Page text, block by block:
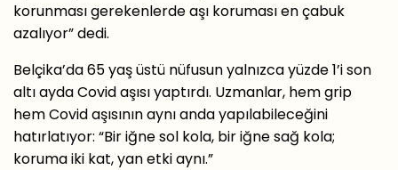
korunması gerekenlerde aşı koruması en çabuk
azalıyor” dedi.
Belçika’da 65 yaş üstü nüfusun yalnızca yüzde 1’i son
altı ayda Covid aşısı yaptırdı. Uzmanlar, hem grip
hem Covid aşısının aynı anda yapılabileceğini
hatırlatıyor: “Bir iğne sol kola, bir iğne sağ kola;
koruma iki kat, yan etki aynı.”